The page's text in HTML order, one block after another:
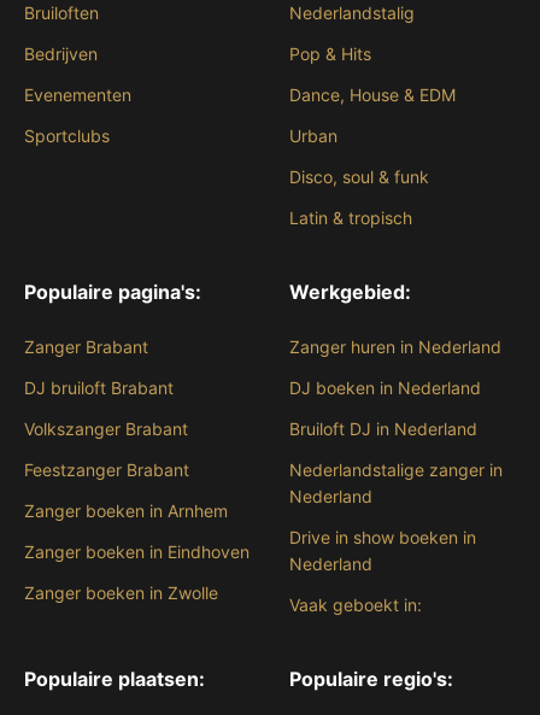
Bruiloften
Bedrijven
Evenementen
Sportclubs
Nederlandstalig
Pop & Hits
Dance, House & EDM
Urban
Disco, soul & funk
Latin & tropisch
Populaire pagina's:
Zanger Brabant
DJ bruiloft Brabant
Volkszanger Brabant
Feestzanger Brabant
Zanger boeken in Arnhem
Zanger boeken in Eindhoven
Zanger boeken in Zwolle
Werkgebied:
Zanger huren in Nederland
DJ boeken in Nederland
Bruiloft DJ in Nederland
Nederlandstalige zanger in
Nederland
Drive in show boeken in
Nederland
Vaak geboekt in:
Populaire plaatsen: Populaire regio's: